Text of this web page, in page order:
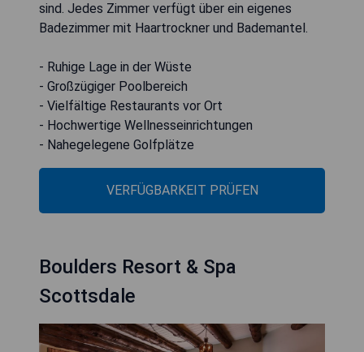
sind. Jedes Zimmer verfügt über ein eigenes
Badezimmer mit Haartrockner und Bademantel.
- Ruhige Lage in der Wüste
- Großzügiger Poolbereich
- Vielfältige Restaurants vor Ort
- Hochwertige Wellnesseinrichtungen
- Nahegelegene Golfplätze
VERFÜGBARKEIT PRÜFEN
Boulders Resort & Spa
Scottsdale